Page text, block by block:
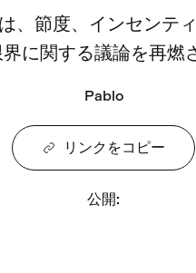
、節度、インセンテ
に関する議論を再燃
Pablo
リンクをコピー
公開: